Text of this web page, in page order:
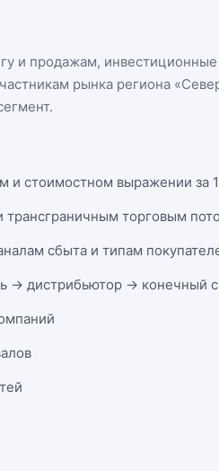
и продажам,
рынка региона
и стоимостном выражении за
трансграничным торговым
сбыта и типам
→ дистрибьютор → конечный